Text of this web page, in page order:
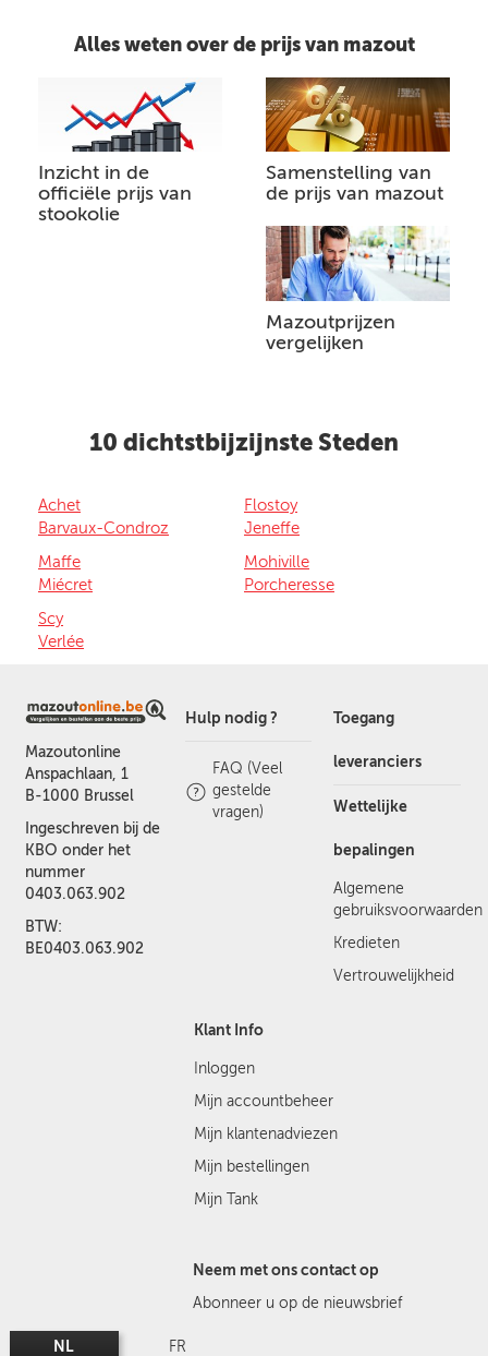
Alles weten over de prijs van mazout
Inzicht in de
officiële prijs van
stookolie
Samenstelling van
de prijs van mazout
Mazoutprijzen
vergelijken
10 dichtstbijzijnste Steden
Achet
Barvaux-Condroz
Flostoy
Jeneffe
Maffe
Miécret
Mohiville
Porcheresse
Scy
Verlée
Mazoutonline
Anspachlaan, 1
B-1000 Brussel
Ingeschreven bij de
KBO onder het
nummer
0403.063.902
BTW:
BE0403.063.902
Hulp nodig ?
FAQ (Veel
gestelde
vragen)
Toegang
leveranciers
Wettelijke
bepalingen
Algemene
gebruiksvoorwaarden
Kredieten
Vertrouwelijkheid
Klant Info
Inloggen
Mijn accountbeheer
Mijn klantenadviezen
Mijn bestellingen
Mijn Tank
Neem met ons contact op
Abonneer u op de nieuwsbrief
NL FR